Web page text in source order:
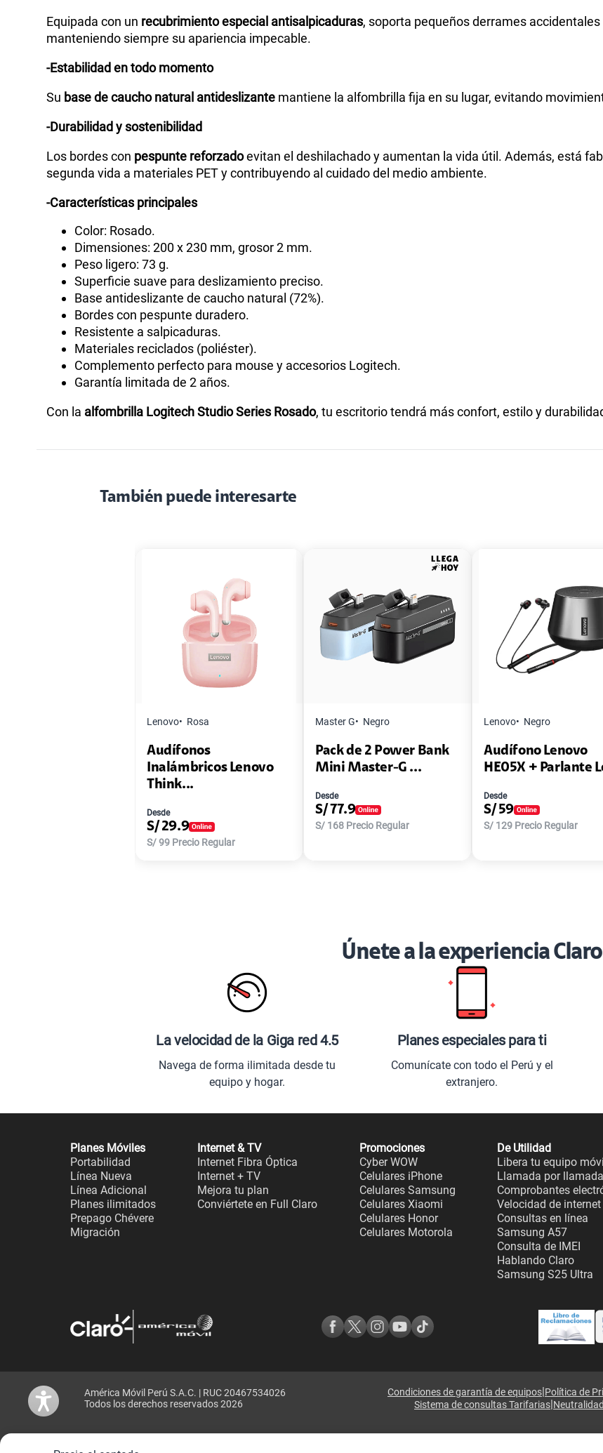
Equipada con un recubrimiento especial antisalpicaduras, soporta pequeños derrames
manteniendo siempre su apariencia impecable.
-Estabilidad en todo momento
Su base de caucho natural antideslizante mantiene la alfombrilla fija en su lugar, evitando
-Durabilidad y sostenibilidad
Los bordes con pespunte reforzadoevitan el deshilachado y aumentan la vida útil. Además, está
segunda vida a materiales PET y contribuyendo al cuidado del medio ambiente.
-Características principales
Color: Rosado.
Dimensiones: 200 x 230 mm, grosor 2 mm.
Peso ligero: 73 g.
Superficie suave para deslizamiento preciso.
Base antideslizante de caucho natural (72%).
Bordes con pespunte duradero.
Resistente a salpicaduras.
Materiales reciclados (poliéster).
Complemento perfecto para mouse y accesorios Logitech.
Garantía limitada de 2 años.
Con la alfombrilla Logitech Studio Series Rosado, tu escritorio tendrá más confort, estilo y
También puede interesarte
Lenovo Rosa
Audífonos
Inalámbricos Lenovo
Think...
Desde
S/ 29.9
S/99 Precio Regular
Master G Negro
Pack de 2 Power Bank
Mini Master-G ...
Desde
S/77.9
S/ 168 Precio Regular
Lenovo Negro
Audífono Lenovo
HE05X + Parlante
Desde
S/ 59
S/ 129 Precio Regular
Únete a la experiencia Claro
La velocidad de la Giga red 4.5
Navega de forma ilimitada desde tu
equipo y hogar.
Planes especiales para ti
Comunícate con todo el Perú y el
extranjero.
Planes Móviles
Portabilidad
Línea Nueva
Línea Adicional
Planes ilimitados
Prepago Chévere
Migración
Internet & TV
Internet Fibra Óptica
Internet + TV
Mejora tu plan
Conviértete en Full Claro
Promociones
Cyber WOW
Celulares iPhone
Celulares Samsung
Celulares Xiaomi
Celulares Honor
Celulares Motorola
De Utilidad
Libera tu equipo
Llamada por llamada
Comprobantes
Velocidad de internet
Consultas en línea
Samsung A57
Consulta de IMEI
Hablando Claro
Samsung S25 Ultra
América Móvil Perú S.A.C. | RUC 20467534026
Todos los derechos reservados 2026
Condiciones de garantía de equipos|Política de
Sistema de consultas Tarifarias|